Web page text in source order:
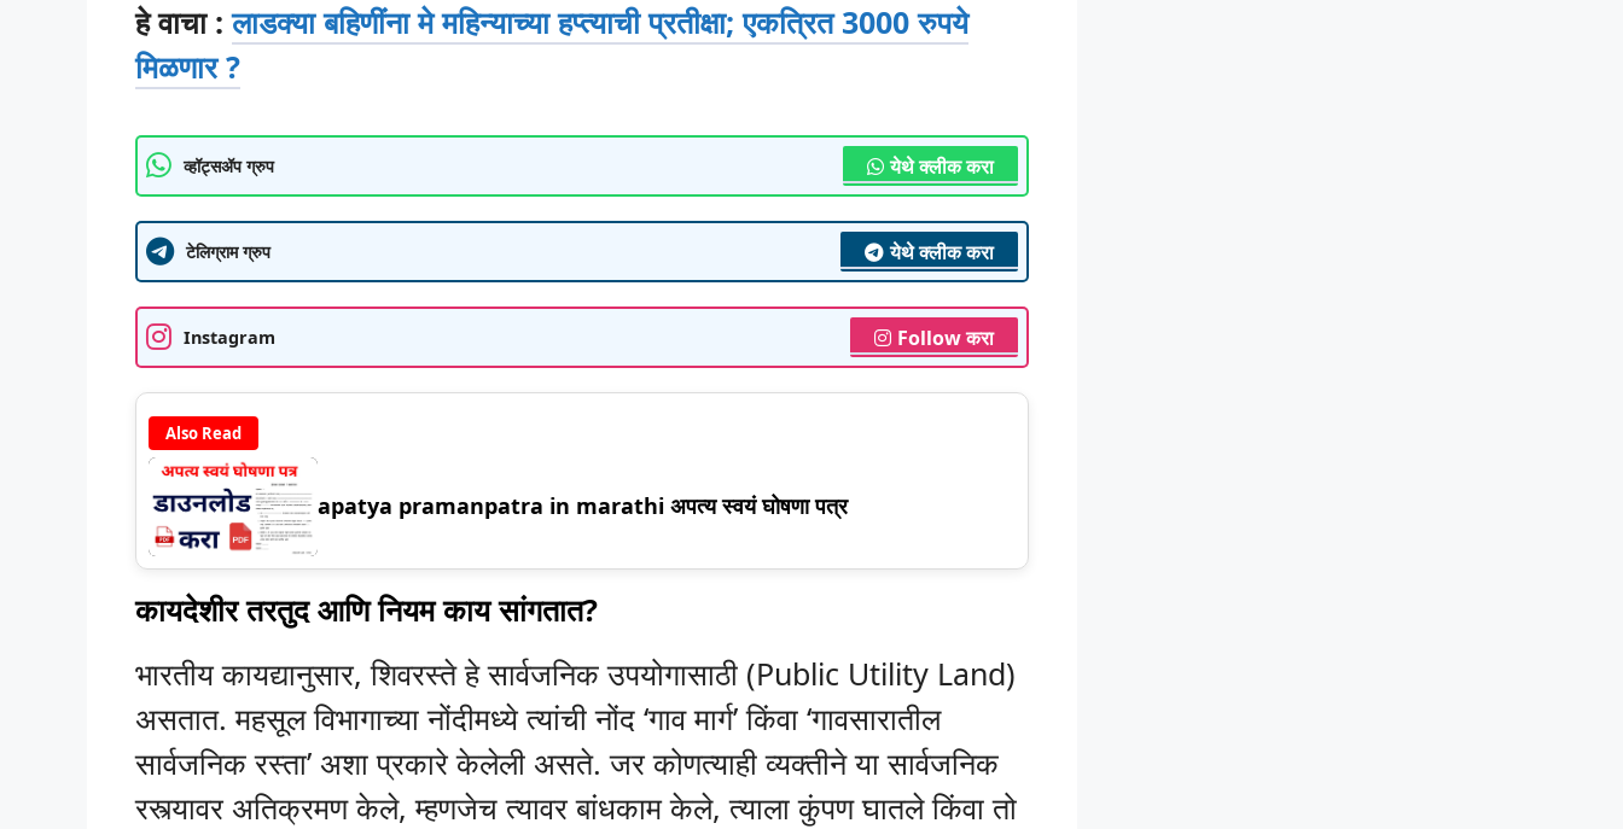
हे वाचा :लाडक्या बहिणींना मे महिन्याच्या हप्त्याची प्रतीक्षा; एकत्रित 3000 रुपये
मिळणार ?
व्हॉट्सॲप ग्रुप येथे क्लीक करा
टेलिग्राम ग्रुप येथे क्लीक करा
Instagram Follow करा
Also Read
apatya pramanpatra in marathi अपत्य स्वयं घोषणा पत्र
कायदेशीर तरतुद आणि नियम काय सांगतात?
भारतीय कायद्यानुसार, शिवरस्ते हे सार्वजनिक उपयोगासाठी (Public Utility Land)
असतात. महसूल विभागाच्या नोंदीमध्ये त्यांची नोंद ‘गाव मार्ग’ किंवा ‘गावसारातील
सार्वजनिक रस्ता’ अशा प्रकारे केलेली असते. जर कोणत्याही व्यक्तीने या सार्वजनिक
रस्त्यावर अतिक्रमण केले, म्हणजेच त्यावर बांधकाम केले, त्याला कुंपण घातले किंवा तो